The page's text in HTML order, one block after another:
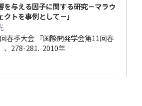
を与える因子に関する研究－マラウ
トを事例として－」
春季大会 『国際開発学会第11回春
、278-281. 2010年